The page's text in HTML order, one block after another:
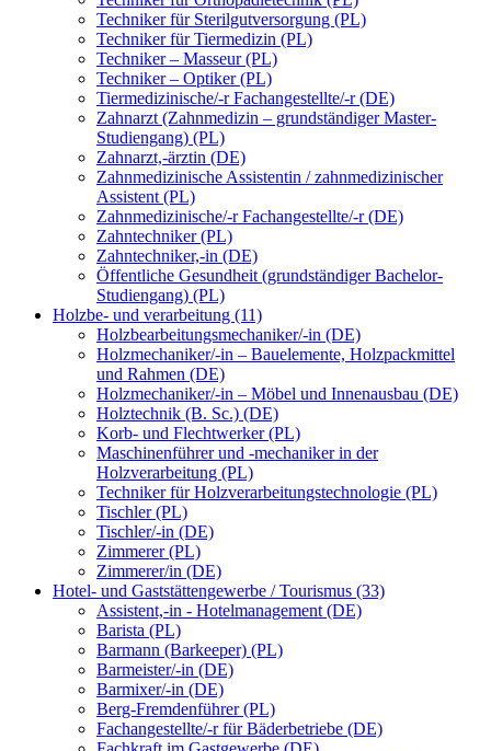
Techniker für Sterilgutversorgung (PL)
Techniker für Tiermedizin (PL)
Techniker – Masseur (PL)
Techniker – Optiker (PL)
Tiermedizinische/-r Fachangestellte/-r (DE)
Zahnarzt (Zahnmedizin – grundständiger Master-
Studiengang) (PL)
Zahnarzt,-ärztin (DE)
Zahnmedizinische Assistentin / zahnmedizinischer
Assistent (PL)
Zahnmedizinische/-r Fachangestellte/-r (DE)
Zahntechniker (PL)
Zahntechniker,-in (DE)
Öffentliche Gesundheit (grundständiger Bachelor-
Studiengang) (PL)
Holzbe- und verarbeitung (11)
Holzbearbeitungsmechaniker/-in (DE)
Holzmechaniker/-in – Bauelemente, Holzpackmittel
und Rahmen (DE)
Holzmechaniker/-in – Möbel und Innenausbau (DE)
Holztechnik (B. Sc.) (DE)
Korb- und Flechtwerker (PL)
Maschinenführer und -mechaniker in der
Holzverarbeitung (PL)
Techniker für Holzverarbeitungstechnologie (PL)
Tischler (PL)
Tischler/-in (DE)
Zimmerer (PL)
Zimmerer/in (DE)
Hotel- und Gaststättengewerbe / Tourismus (33)
Assistent,-in - Hotelmanagement (DE)
Barista (PL)
Barmann (Barkeeper) (PL)
Barmeister/-in (DE)
Barmixer/-in (DE)
Berg-Fremdenführer (PL)
Fachangestellte/-r für Bäderbetriebe (DE)